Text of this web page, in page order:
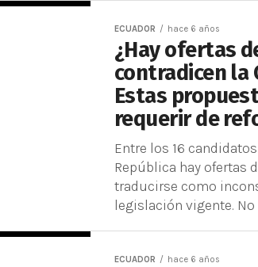
ECUADOR hace 6 años
¿Hay ofertas
contradicen la
Estas
requerir de
Entre los 16
República hay ofertas
traducirse como
legislación vigente.
ECUADOR hace 6 años